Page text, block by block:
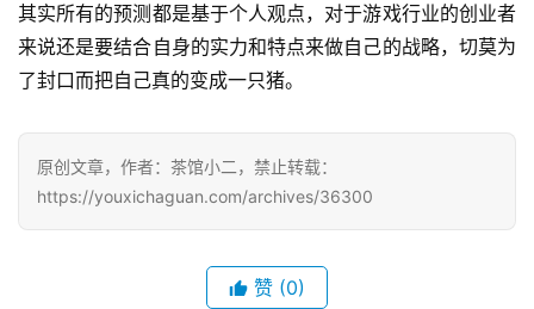
中
文
(
国
其实所有的预测都是基于个人观点，对于游戏行业的创业者
来说还是要结合自身的实力和特点来做自己的战略，切莫为
了封口而把自己真的变成一只猪。
原创文章，作者：茶馆小二，禁止转载：
https://youxichaguan.com/archives/36300
赞 (0)